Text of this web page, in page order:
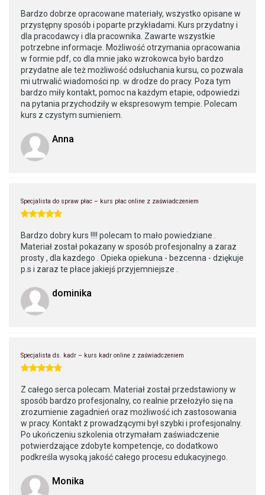
Bardzo dobrze opracowane materiały, wszystko opisane w
przystępny sposób i poparte przykładami. Kurs przydatny i
dla pracodawcy i dla pracownika. Zawarte wszystkie
potrzebne informacje. Możliwość otrzymania opracowania
w formie pdf, co dla mnie jako wzrokowca było bardzo
przydatne ale też możliwość odsłuchania kursu, co pozwala
mi utrwalić wiadomości np. w drodze do pracy. Poza tym
bardzo miły kontakt, pomoc na każdym etapie, odpowiedzi
na pytania przychodziły w ekspresowym tempie. Polecam
kurs z czystym sumieniem.
Anna
Specjalista do spraw płac – kurs płac online z zaświadczeniem
Bardzo dobry kurs !!!! polecam to mało powiedziane .
Materiał został pokazany w sposób profesjonalny a zaraz
prosty , dla kazdego . Opieka opiekuna - bezcenna - dziękuje
p.s i zaraz te płace jakiejś przyjemniejsze .
dominika
Specjalista ds. kadr – kurs kadr online z zaświadczeniem
Z całego serca polecam. Materiał został przedstawiony w
sposób bardzo profesjonalny, co realnie przełożyło się na
zrozumienie zagadnień oraz możliwość ich zastosowania
w pracy. Kontakt z prowadzącymi był szybki i profesjonalny.
Po ukończeniu szkolenia otrzymałam zaświadczenie
potwierdzające zdobyte kompetencje, co dodatkowo
podkreśla wysoką jakość całego procesu edukacyjnego.
Monika